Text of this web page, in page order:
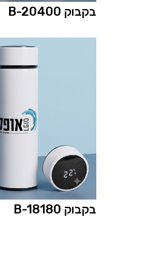
בקבוק B-20400
בקבוק B-18180